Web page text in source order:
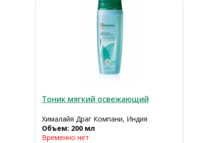
Тоник мягкий освежающий
Хималайя Драг Компани, Индия
Объем: 200 мл
Временно нет